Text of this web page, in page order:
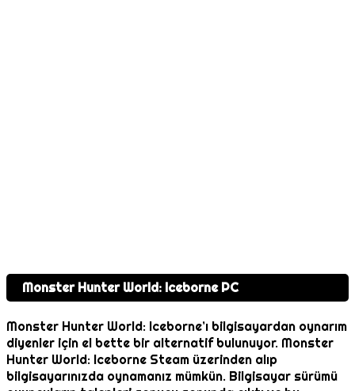
Monster Hunter World: Iceborne PC
Monster Hunter World: Iceborne’ı bilgisayardan oynarım
diyenler için el bette bir alternatif bulunuyor. Monster
Hunter World: Iceborne Steam üzerinden alıp
bilgisayarınızda oynamanız mümkün. Bilgisayar sürümü